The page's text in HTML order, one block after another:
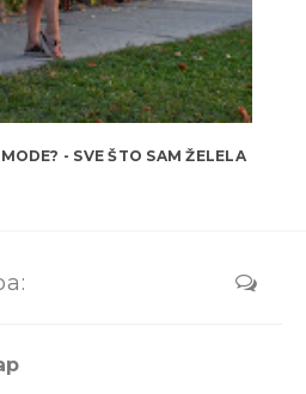
- SVE ŠTO SAM ŽELELA